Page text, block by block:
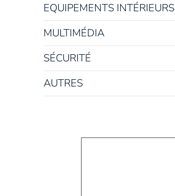
EQUIPEMENTS INTÉRIEURS
MULTIMÉDIA
SÉCURITÉ
AUTRES